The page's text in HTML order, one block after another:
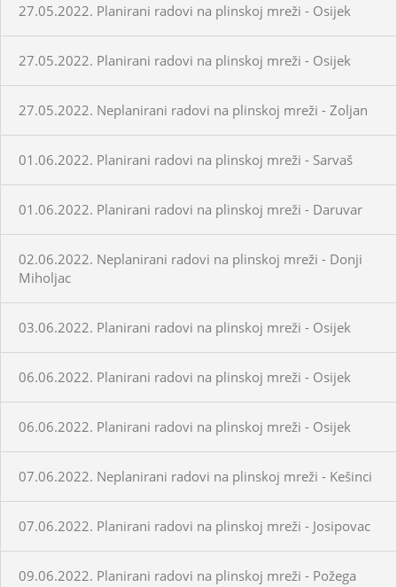
27.05.2022. Planirani radovi na plinskoj mreži - Osijek
27.05.2022. Planirani radovi na plinskoj mreži - Osijek
27.05.2022. Neplanirani radovi na plinskoj mreži - Zoljan
01.06.2022. Planirani radovi na plinskoj mreži - Sarvaš
01.06.2022. Planirani radovi na plinskoj mreži - Daruvar
02.06.2022. Neplanirani radovi na plinskoj mreži - Donji
Miholjac
03.06.2022. Planirani radovi na plinskoj mreži - Osijek
06.06.2022. Planirani radovi na plinskoj mreži - Osijek
06.06.2022. Planirani radovi na plinskoj mreži - Osijek
07.06.2022. Neplanirani radovi na plinskoj mreži - Kešinci
07.06.2022. Planirani radovi na plinskoj mreži - Josipovac
09.06.2022. Planirani radovi na plinskoj mreži - Požega